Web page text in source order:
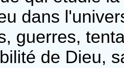
dans
guerres,
de Dieu,